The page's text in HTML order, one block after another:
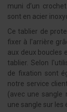
muni d’un
sont en acier
Ce tablier de
fixer à l'arrière
aux deux boucles
tablier. Selon
de fixation sont
notre service
(avec une sangle
une sangle sur les